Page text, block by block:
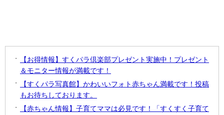
【お得情報】すくパラ倶楽部プレゼント実施中！プレゼント
＆モニター情報が満載です！
【すくパラ写真館】かわいいフォト赤ちゃん満載です！投稿
もお待ちしております。
【赤ちゃん情報】子育てママは必見です！「すくすく子育て